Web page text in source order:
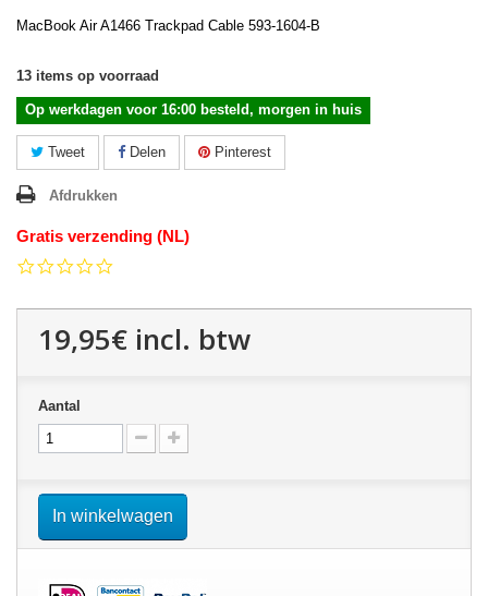
MacBook Air A1466 Trackpad Cable 593-1604-B
13 items op voorraad
Op werkdagen voor 16:00 besteld, morgen in huis
Tweet Delen Pinterest
Afdrukken
Gratis verzending (NL)
19,95€ incl. btw
Aantal
In winkelwagen